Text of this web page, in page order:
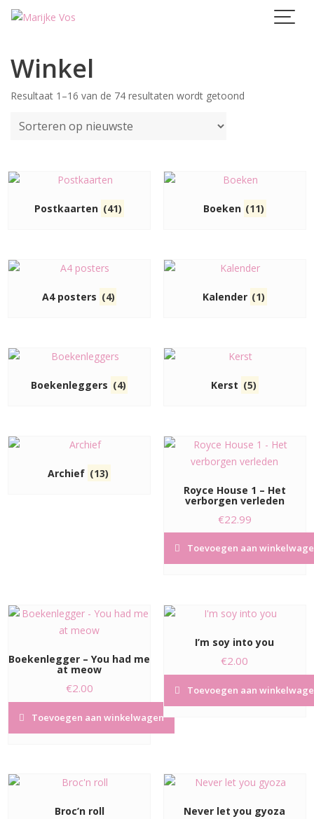
Skip
Winkel
Resultaat 1–16 van de 74 resultaten wordt getoond
Postkaarten (41) Boeken (11)
A4 posters (4) Kalender (1)
Boekenleggers (4) Kerst (5)
Archief (13)
Royce House 1 – Het
verborgen verleden
€22.99
Toevoegen aan
Boekenlegger – You had me
at meow
€2.00
Toevoegen aan winkelwagen
I’m soy into you
€2.00
Toevoegen aan
Broc’n roll Never let you gyoza